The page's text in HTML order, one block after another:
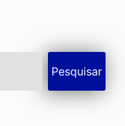
Pesquisar